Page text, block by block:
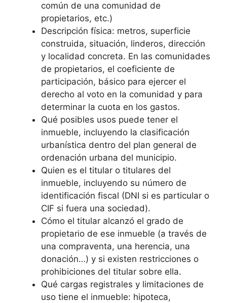
común de una comunidad de
propietarios, etc.)
Descripción física: metros, superficie
construida, situación, linderos, dirección
y localidad concreta. En las comunidades
de propietarios, el coeficiente de
participación, básico para ejercer el
derecho al voto en la comunidad y para
determinar la cuota en los gastos.
Qué posibles usos puede tener el
inmueble, incluyendo la clasificación
urbanística dentro del plan general de
ordenación urbana del municipio.
Quien es el titular o titulares del
inmueble, incluyendo su número de
identificación fiscal (DNI si es particular o
CIF si fuera una sociedad).
Cómo el titular alcanzó el grado de
propietario de ese inmueble (a través de
una compraventa, una herencia, una
donación…) y si existen restricciones o
prohibiciones del titular sobre ella.
Qué cargas registrales y limitaciones de
uso tiene el inmueble: hipoteca,